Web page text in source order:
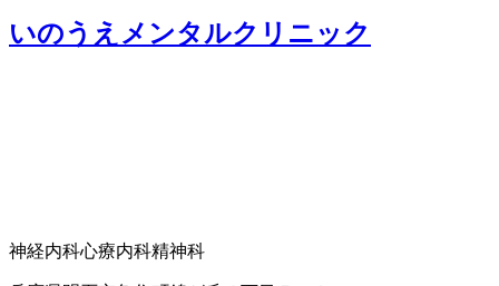
いのうえメンタルクリニック
神経内科心療内科精神科